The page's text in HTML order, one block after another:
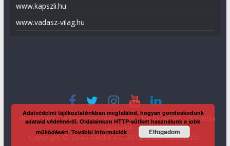
www.kapszli.hu
www.vadasz-vilag.hu
Impresszum Adatvédelmi tájékoztató Média ajánlat
Előfizetés
Copyright © Direx Média Kft. 2012-2026KaliberInfo
Adatvédelmi tájékoztatónkban megtalálod, hogyan gondoskodunk
adataid védelméről. Oldalainkon HTTP-sütiket használunk a jobb
működésért.További információk Elfogadom